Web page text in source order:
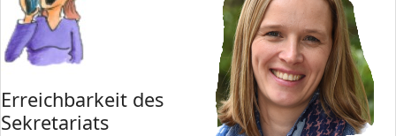
Erreichbarkeit des
Sekretariats